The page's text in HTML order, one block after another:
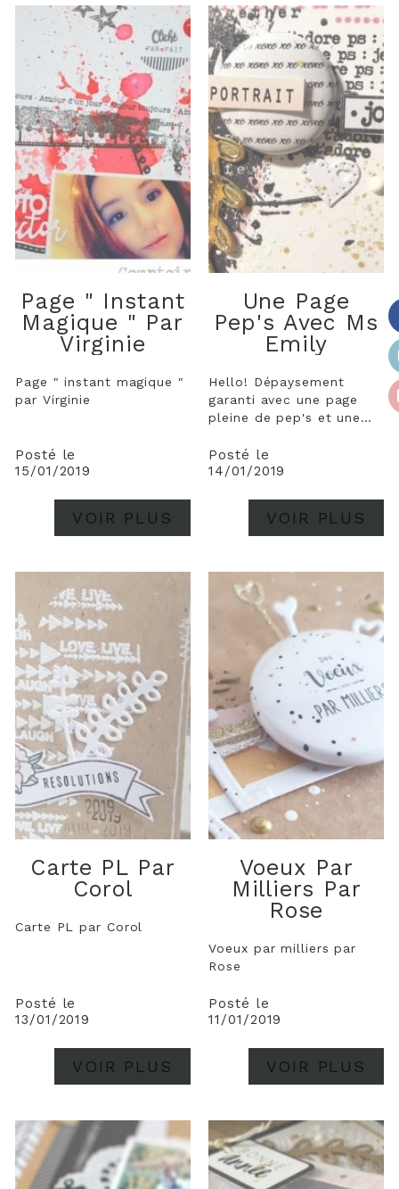
Page " Instant
Magique " Par
Virginie
Page " instant magique "
par Virginie
Posté le
15/01/2019
VOIR PLUS
Une Page
Pep's Avec Ms
Emily
Hello! Dépaysement
garanti avec une page
pleine de pep's et une
temps gris j'avais envie
de couleurs et c'est le
que cette page vous
Posté le
14/01/2019
VOIR PLUS
Carte PL Par
Corol
Carte PL par Corol
Posté le
13/01/2019
VOIR PLUS
Voeux Par
Milliers Par
Rose
Voeux par milliers par
Rose
Posté le
11/01/2019
VOIR PLUS